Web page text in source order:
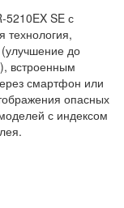
5210EX SE с
технология,
до
встроенным
смартфон или
опасных
с индексом